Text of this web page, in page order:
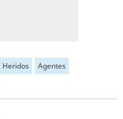
Heridos
Agentes